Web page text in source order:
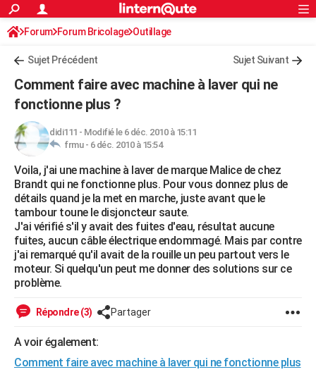
ACTUALITÉS
Politique
Société
Faits Divers
Education
Monde
Villes
+
Programme TV
TNTStreaming
Cinéma
Sorties cinéma
Musique
+FINANCE
Retraite
Impôts
Epargne
Immobilier
Risques naturels par ville
Banque
Assurance
Crédit
AUTO
Essais
Réserver un essai
Citadines
Berlines
SUV
Forum auto
HIGH-TECH
Mobiles
Meilleur smartphone
Internet
Ordinateurs
Jeux vidéo
Guide high-tech
BRICOLAGE
Forum
Aménagement intérieur
Extérieur
Cuisine
Salle de bains
Jardinage
Rangement
WEEK-END
Guides de France
Escapades
Patrimoine
Expositions
Musées
Week-end nature
+LIFESTYLE
Art de vivre
Bien-être
Loisirs
Mode
Modes de vie
SANTE
VOYAGE
GUIDES D'ACHAT
S'inscrire
Connexion
Forum Forum Bricolage Outillage
Sujet Précédent Sujet Suivant
Comment faire avec machine à laver qui ne
fonctionne plus ?
didi111 - Modifié le 6 déc. 2010 à 15:11
frmu - 6 déc. 2010 à 15:54
Voila, j'ai une machine à laver de marque Malice de chez
Brandt qui ne fonctionne plus. Pour vous donnez plus de
détails quand je la met en marche, juste avant que le
tambour toune le disjoncteur saute.
J'ai vérifié s'il y avait des fuites d'eau, résultat aucune
fuites, aucun câble électrique endommagé. Mais par contre
j'ai remarqué qu'il avait de la rouille un peu partout vers le
moteur. Si quelqu'un peut me donner des solutions sur ce
problème.
Répondre (3) Partager
A voir également:
Comment faire avec machine à laver qui ne fonctionne plus